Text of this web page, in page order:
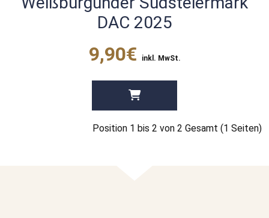
DAC 2025
9,90€ inkl. MwSt.
Position 1 bis 2 von 2 Gesamt (1 Seiten)